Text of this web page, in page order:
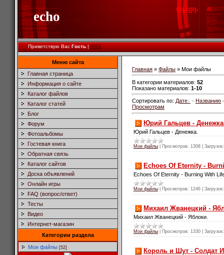
echo
Приветствую Вас Гость|RSS
Меню сайта
Главная страница
Информация о сайте
Каталог файлов
Каталог статей
Блог
Форум
Фотоальбомы
Гостевая книга
Обратная связь
Каталог сайтов
Доска объявлений
Онлайн игры
FAQ (вопрос/ответ)
Тесты
Видео
Интернет-магазин
Категории раздела
Мои файлы [52]
Главная » Файлы » Мои файлы
В категории материалов: 52
Показано материалов: 1-10
Сортировать по: Дате · Названию
Просмотрам
Юрий Гальцев -
Юрий Гальцев - Денежка.
Мои файлы Просмотров: 1308 Загрузок:
Echoes Of Eternity -
Echoes Of Eternity - Burning With
Мои файлы Просмотров: 1246 Загрузок:
Михаил Жванецкий -
Михаил Жванецкий - Яблоки.
Мои файлы Просмотров: 1330 Загрузок:
Король и Шут - Солдат